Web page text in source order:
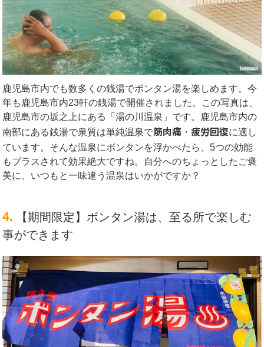
鹿児島市内でも数多くの銭湯でボンタン湯を楽しめます。今
年も鹿児島市内23軒の銭湯で開催されました。この写真は、
鹿児島市の坂之上にある「湯の川温泉」です。鹿児島市内の
南部にある銭湯で泉質は単純温泉で筋肉痛 ・疲労回復に適し
ています。 そんな温泉にボンタンを浮かべたら、5つの効能
もプラスされて効果絶大ですね。自分へのちょっとしたご褒
美に、いつもと一味違う温泉はいかがですか？
4.
【期間限定】ボンタン湯は、至る所で楽しむ
事ができます